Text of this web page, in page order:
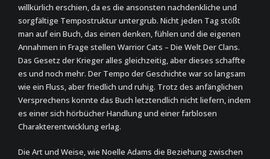
willkürlich erschien, da es die ansonsten nachdenkliche und
sorgfältige Tempostruktur untergrub. Nicht jeden Tag stößt
man auf ein Buch, das einen denken, fühlen und die eigenen
Annahmen in Frage stellen Warrior Cats – Die Welt Der Clans.
Das Gesetz der Krieger alles gleichzeitig, aber dieses schaffte
es und noch mehr. Der Tempo der Geschichte war so langsam
wie ein Fluss, aber friedlich und ruhig. Trotz des anfänglichen
Versprechens konnte das Buch letztendlich nicht liefern, indem
es einer sich hörbücher Handlung und einer farblosen
Charakterentwicklung erlag.
Die Art und Weise, wie Noelle Adams die Beziehung zwischen